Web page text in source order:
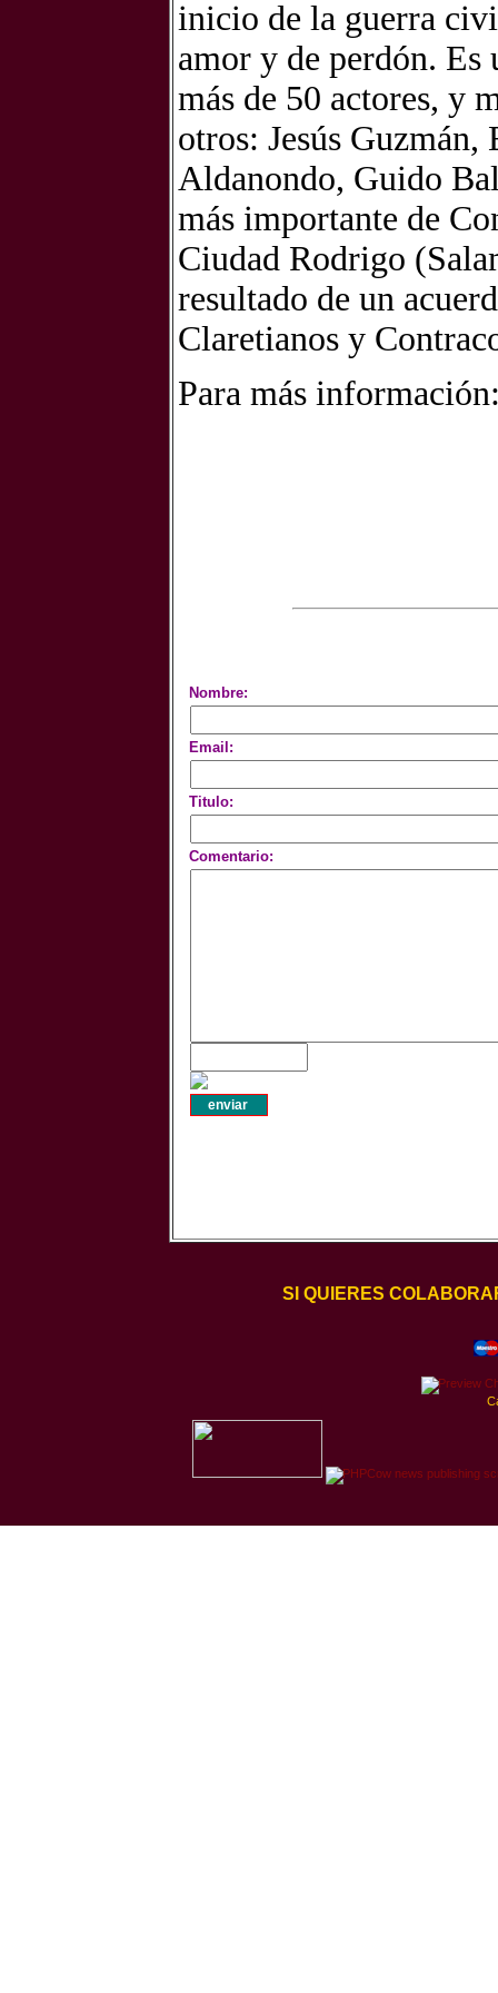
inicio de la guerra
amor y de perdón.
más de 50 actores, y
otros: Jesús
Aldanondo, Guido
más importante de
Ciudad Rodrigo
resultado de un
Claretianos y
Para más
Nombre:
Email:
Titulo:
Comentario:
SI QUIERES